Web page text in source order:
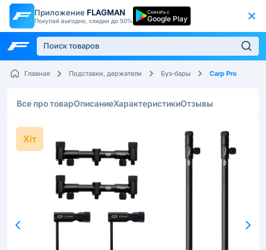
Приложение FLAGMAN
Покупай выгодно, скидки до 50%
Скачать с
Google Play
Главная Подставки, держатели Буз-бары Carp Pro
Все про товарОписаниеХарактеристикиОтзывы
Хіт